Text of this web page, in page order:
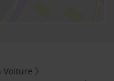
Voiture